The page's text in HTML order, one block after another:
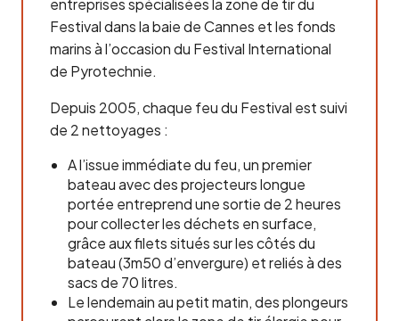
entreprises spécialisées la zone de tir du
Festival dans la baie de Cannes et les fonds
marins à l’occasion du Festival International
de Pyrotechnie.
Depuis 2005, chaque feu du Festival est suivi
de 2 nettoyages :
A l’issue immédiate du feu, un premier
bateau avec des projecteurs longue
portée entreprend une sortie de 2 heures
pour collecter les déchets en surface,
grâce aux filets situés sur les côtés du
bateau (3m50 d’envergure) et reliés à des
sacs de 70 litres.
Le lendemain au petit matin, des plongeurs